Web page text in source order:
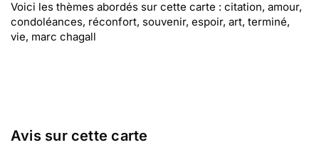
Voici les thèmes abordés sur cette carte : citation, amour,
condoléances, réconfort, souvenir, espoir, art, terminé,
vie, marc chagall
Avis sur cette carte